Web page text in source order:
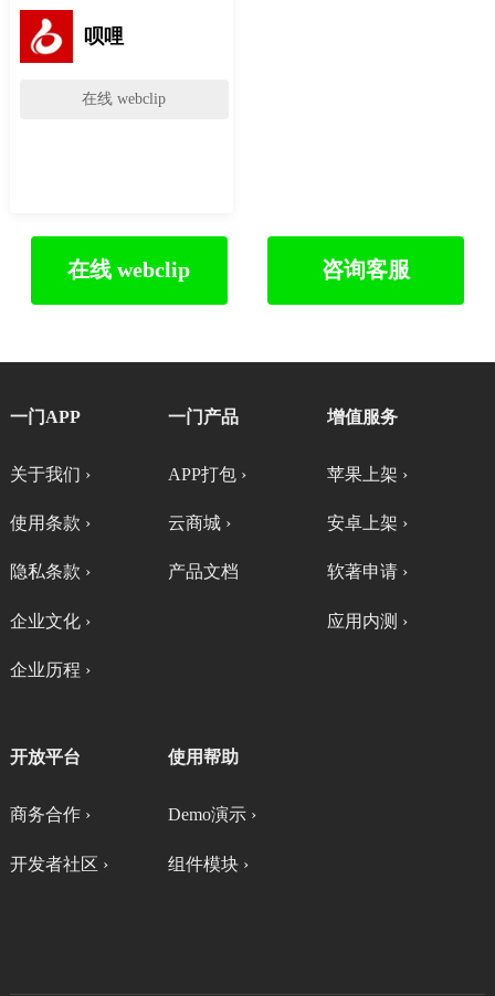
呗哩
在线 webclip
在线 webclip 咨询客服
一门APP
关于我们 ›
使用条款 ›
隐私条款 ›
企业文化 ›
企业历程 ›
一门产品
APP打包 ›
云商城 ›
产品文档
增值服务
苹果上架 ›
安卓上架 ›
软著申请 ›
应用内测 ›
开放平台
商务合作 ›
开发者社区 ›
使用帮助
Demo演示 ›
组件模块 ›